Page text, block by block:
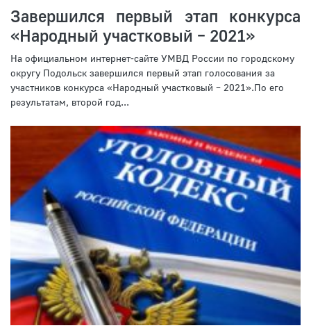
Завершился первый этап конкурса
«Народный участковый – 2021»
На официальном интернет-сайте УМВД России по городскому
округу Подольск завершился первый этап голосования за
участников конкурса «Народный участковый – 2021».По его
результатам, второй год...